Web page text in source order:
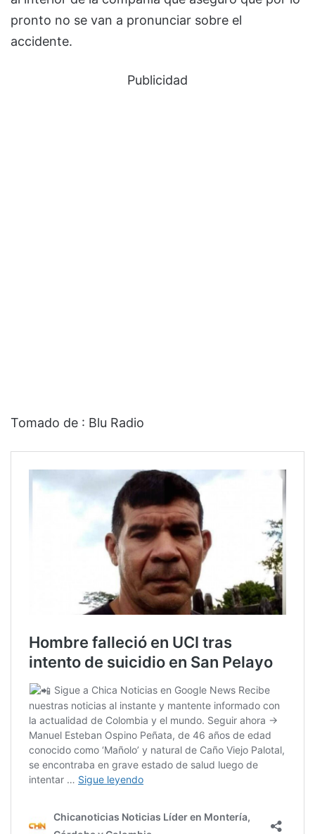
pronto no se van a pronunciar sobre el
accidente.
Publicidad
Tomado de : Blu Radio